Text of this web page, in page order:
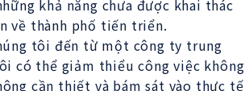
khả năng chưa được khai thác
về thành phố tiến triển.
tôi đến từ một công ty trung
có thể giảm thiểu công việc không
cần thiết và bám sát vào thực tế